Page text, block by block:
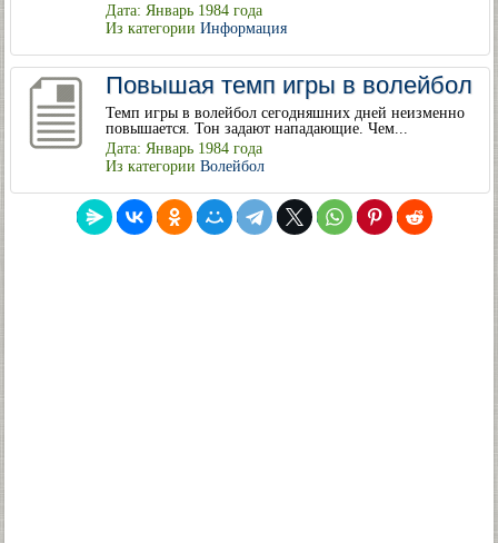
Дата: Январь 1984 года
Из категории Информация
Повышая темп игры в волейбол
Темп игры в волейбол сегодняшних дней неизменно
повышается. Тон задают нападающие. Чем...
Дата: Январь 1984 года
Из категории Волейбол